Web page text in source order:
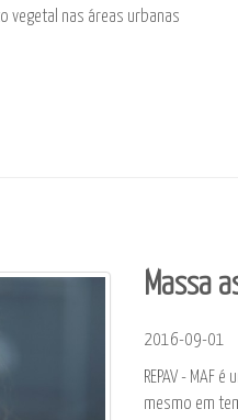
vegetal nas áreas urbanas
Massa
2016-09-01
REPAV -
mesmo em